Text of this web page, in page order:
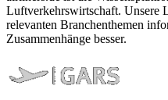
Luftverkehrswirtschaft. Unsere
relevanten Branchenthemen
Zusammenhänge besser.